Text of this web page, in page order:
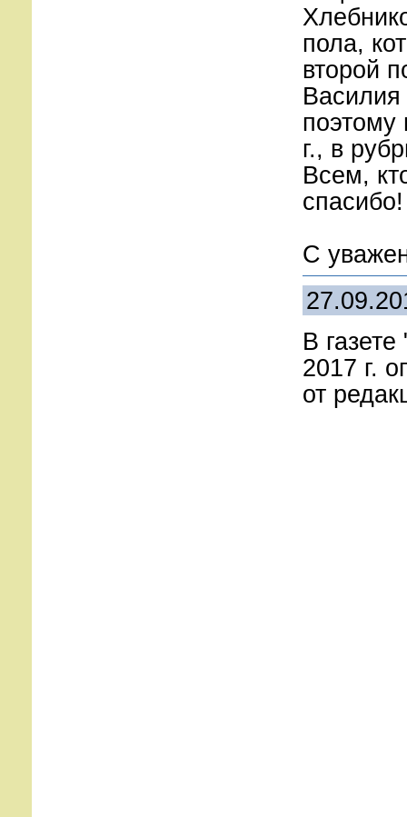
пола,
второй
поэтому
г., в
Всем,
спасибо!
С
В
2017 г.
от